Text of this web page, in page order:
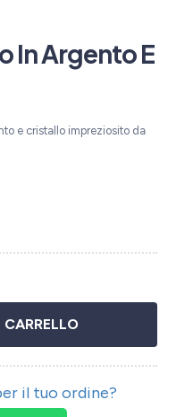
In Argento E
e cristallo impreziosito da
il tuo ordine?